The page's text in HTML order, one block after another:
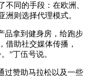
不同的手段：在欧洲、
洲则选择代理模式。
品拿到健身房，给跑步
借助社交媒体传播，
”丁伍号说。
过赞助马拉松以及一些